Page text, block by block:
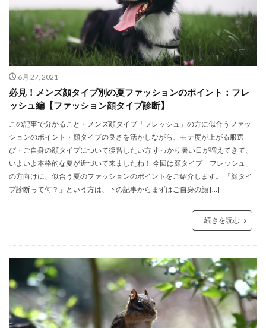
6月 27, 2021
必見！メンズ顔タイプ別の夏ファッションのポイント：フレ
ッシュ編【ファッション顔タイプ診断】
この記事で分かること・メンズ顔タイプ「フレッシュ」の方に似合うファッ
ションのポイント・顔タイプの良さを活かしながら、モテ度が上がる服選
び・ご自身の顔タイプについて復習したい方 すっかり暑い日が増えてきて、
いよいよ本格的な夏が近づいて来ましたね！ 今回は顔タイプ「フレッシュ」
の方向けに、似合う夏のファッションのポイントをご紹介します。 「顔タイ
プ診断って何？」という方は、下の記事からまずはご自身の顔 […]
続きを読む